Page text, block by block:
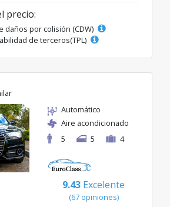
precio:
daños por colisión (CDW)
de terceros(TPL)
Automático
Aire acondicionado
5
5 4
9.43 Excelente
(67 opiniones)